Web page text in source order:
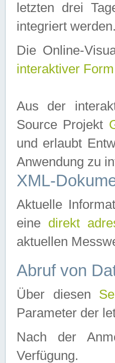
letzten drei
integriert
Die Online-
interaktiver Form
Aus der
Source Projekt
und erlaubt
Anwendung zu
XML-
Aktuelle
eine direkt
aktuellen
Abruf von
Über diesen
Parameter der
Nach der
Verfügung.